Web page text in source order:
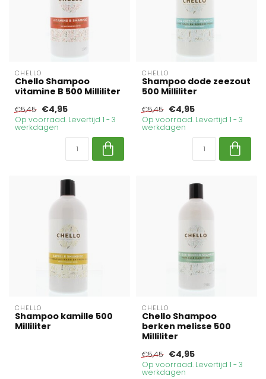
CHELLO
Chello Shampoo
vitamine B 500 Milliliter
€5,45 €4,95
Op voorraad. Levertijd 1 - 3
werkdagen
CHELLO
Shampoo dode zeezout
500 Milliliter
€5,45 €4,95
Op voorraad. Levertijd 1 - 3
werkdagen
CHELLO
Shampoo kamille 500
Milliliter
CHELLO
Chello Shampoo
berken melisse 500
Milliliter
€5,45 €4,95
Op voorraad. Levertijd 1 - 3
werkdagen